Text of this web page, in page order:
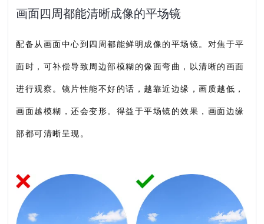
画面四周都能清晰成像的平场镜
配备从画面中心到四周都能鲜明成像的平场镜。对焦于平
面时，可补偿导致周边部模糊的像面弯曲，以清晰的画面
进行观察。镜片性能不好的话，越靠近边缘，画质越低，
画面越模糊，还会变形。得益于平场镜的效果，画面边缘
部都可清晰呈现。